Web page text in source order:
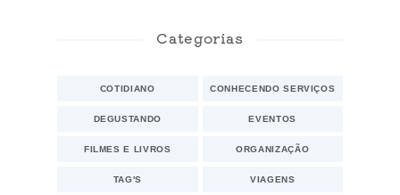
Categorias
COTIDIANO CONHECENDO SERVIÇOS
DEGUSTANDO EVENTOS
FILMES E LIVROS ORGANIZAÇÃO
TAG'S VIAGENS